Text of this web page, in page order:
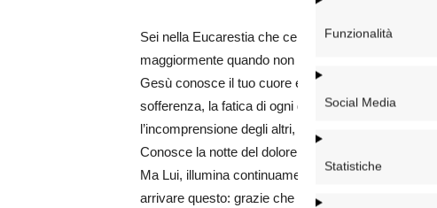
Funzionalità
Social Media
Statistiche
Sei nella Eucarestia che celebro, sei con me
maggiormente quando non preghi, quando hai i
Gesù conosce il tuo cuore e non volgerà mai il Suo
sofferenza, la fatica di ogni giorno e notte, conosce
l’incomprensione degli altri, il giudizio ed il
Conosce la notte del dolore e del buio. Anche Lui
Ma Lui, illumina continuamente il buio con la Luce
arrivare questo: grazie che ci sei. Grazie davvero.